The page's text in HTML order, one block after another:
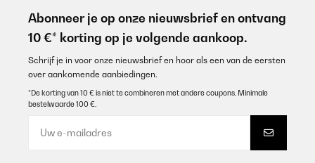
Abonneer je op onze nieuwsbrief en ontvang
10 €* korting op je volgende aankoop.
Schrijf je in voor onze nieuwsbrief en hoor als een van de eersten
over aankomende aanbiedingen.
*De korting van 10 € is niet te combineren met andere coupons. Minimale
bestelwaarde 100 €.